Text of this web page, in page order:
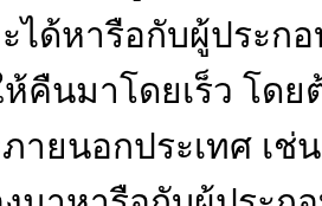
ได้หารือกับผู้ประก
คืนมาโดยเร็ว โดย
ายนอกประเทศ เช่